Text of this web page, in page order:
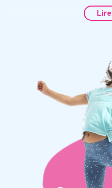
qualité qui répond à vos
convivialité de votre marque.
Vous êtes intéressé par un
Contactez-nous directement